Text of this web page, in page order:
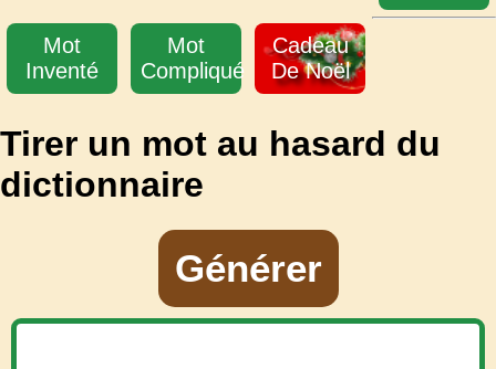
Mot
Inventé
Mot
Compliqué
Cadeau
De Noël
Tirer un mot au hasard du
dictionnaire
Générer